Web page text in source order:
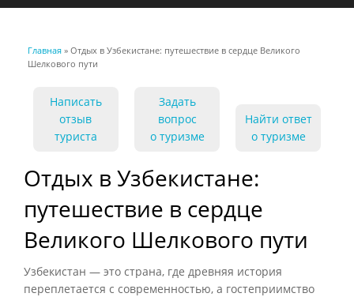
Вы здесь
Главная » Отдых в Узбекистане: путешествие в сердце Великого
Шелкового пути
Написать
отзыв
туриста
Задать
вопрос
о туризме
Найти ответ
о туризме
Отдых в Узбекистане:
путешествие в сердце
Великого Шелкового пути
Узбекистан — это страна, где древняя история
переплетается с современностью, а гостеприимство